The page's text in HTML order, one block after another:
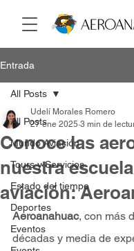
Entrada
All Posts
Mundo Aviación
Tours y Servicios
Estado del tiempo
Deportes
Eventos
All Posts
Conoce las
nuestra
aviación:
Udelí Morales Romero
27 ene 2025 3 min de
Aeroanahuac, con más
décadas y media de